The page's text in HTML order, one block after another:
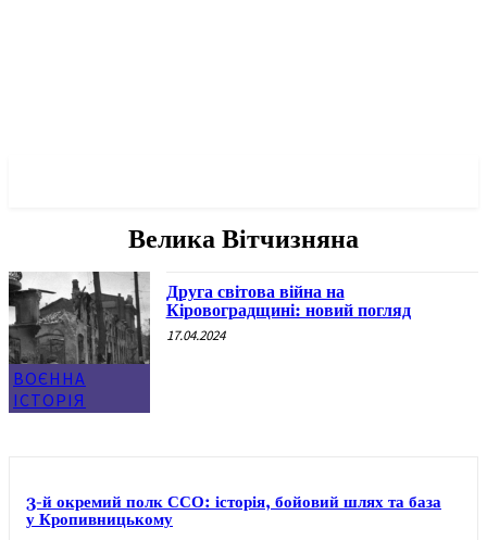
Велика Вітчизняна
ВОЄННА
ІСТОРІЯ
Друга світова війна на
Кіровоградщині: новий погляд
17.04.2024
3-й окремий полк ССО: історія, бойовий шлях та база
у Кропивницькому